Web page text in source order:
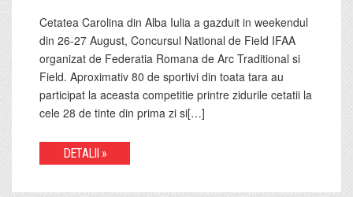
Cetatea Carolina din Alba Iulia a gazduit in weekendul
din 26-27 August, Concursul National de Field IFAA
organizat de Federatia Romana de Arc Traditional si
Field. Aproximativ 80 de sportivi din toata tara au
participat la aceasta competitie printre zidurile cetatii la
cele 28 de tinte din prima zi si[…]
DETALII »